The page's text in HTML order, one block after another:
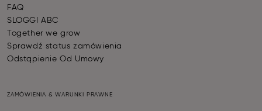
FAQ
SLOGGI ABC
Together we grow
Sprawdź status zamówienia
Odstąpienie Od Umowy
ZAMÓWIENIA & WARUNKI PRAWNE